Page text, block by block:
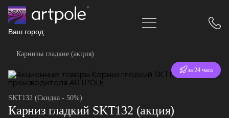
Ваш город:
Карнизы гладкие (акция)
Отгрузка
SKT132 (Скидка - 50%)
Карниз гладкий SKT132 (акция)